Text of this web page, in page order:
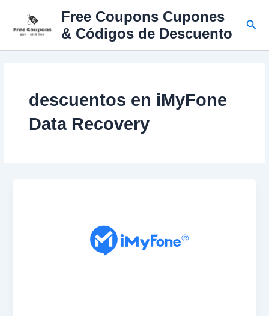
contenido
Free Coupons Cupones
& Códigos de Descuento
descuentos en iMyFone
Data Recovery